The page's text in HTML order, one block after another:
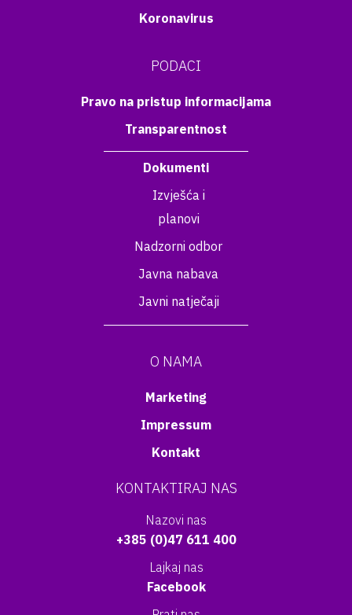
Koronavirus
PODACI
Pravo na pristup informacijama
Transparentnost
Dokumenti
Izvješća i
planovi
Nadzorni odbor
Javna nabava
Javni natječaji
O NAMA
Marketing
Impressum
Kontakt
KONTAKTIRAJ NAS
Nazovi nas
+385 (0)47 611 400
Lajkaj nas
Facebook